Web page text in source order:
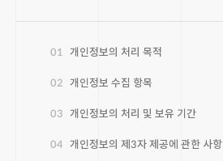
01 개인정보의 처리 목적
02 개인정보 수집 항목
03 개인정보의 처리 및 보유 기간
04 개인정보의 제3자 제공에 관한 사항